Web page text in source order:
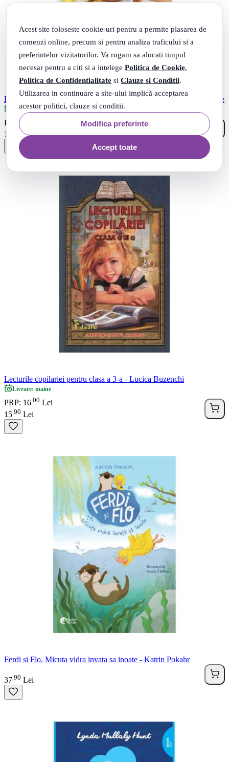
Acest site foloseste cookie-uri pentru a permite plasarea de
comenzi online, precum si pentru analiza traficului si a
preferintelor vizitatorilor. Va rugam sa alocati timpul
necesar pentru a citi si a intelege Politica de Cookie,
Politica de Confidentialitate si Clauze si Conditii.
Utilizarea in continuare a site-ului implică acceptarea
acestor politici, clauze si conditii.
Modifica preferinte
Accept toate
Dinozaurii vin spre seara. Portalul Magic nr. 1 - Mary Pope Osborne
Livrare: maine
PRP: 23
19
76Lei
Lecturile copilariei pentru clasa a 3-a - Lucica Buzenchi
Livrare: maine
PRP: 16 00 Lei
15 90 Lei
Ferdi si Flo. Micuta vidra invata sa inoate - Katrin Pokahr
37 90 Lei